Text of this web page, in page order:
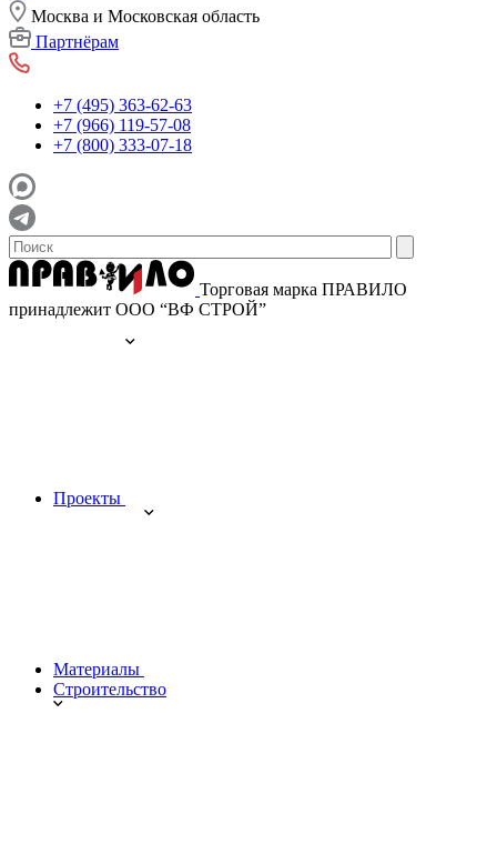
Москва и Московская область
Партнёрам
+7 (495) 363-62-63
+7 (966) 119-57-08
+7 (800) 333-07-18
Торговая марка ПРАВИЛО
принадлежит ООО “ВФ СТРОЙ”
Проекты
Материалы
Строительство